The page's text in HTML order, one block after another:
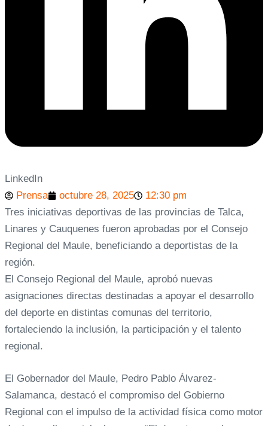
LinkedIn
Prensa
octubre 28, 2025
12:30 pm
Tres iniciativas deportivas de las provincias de Talca,
Linares y Cauquenes fueron aprobadas por el Consejo
Regional del Maule, beneficiando a deportistas de la
región.
El Consejo Regional del Maule, aprobó nuevas
asignaciones directas destinadas a apoyar el desarrollo
del deporte en distintas comunas del territorio,
fortaleciendo la inclusión, la participación y el talento
regional.
El Gobernador del Maule, Pedro Pablo Álvarez-
Salamanca, destacó el compromiso del Gobierno
Regional con el impulso de la actividad física como motor